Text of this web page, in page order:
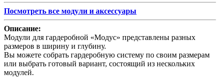
Посмотреть все модули и аксессуары
Описание:
Модули для гардеробной «Модус» представлены разных
размеров в ширину и глубину.
Вы можете собрать гардеробную систему по своим размерам
или выбрать готовый вариант, состоящий из нескольких
модулей.